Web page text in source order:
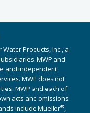
Products, Inc., a
MWP and
and independent
MWP does not
MWP and each of
acts and omissions
include Mueller®,